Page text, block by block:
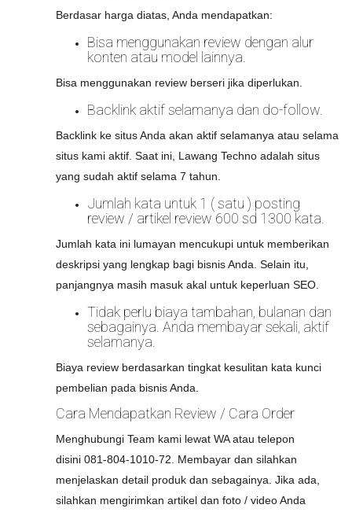
Berdasar harga diatas, Anda mendapatkan:
Bisa menggunakan review dengan alur
konten atau model lainnya.
Bisa menggunakan review berseri jika diperlukan.
Backlink aktif selamanya dan do-follow.
Backlink ke situs Anda akan aktif selamanya atau selama
situs kami aktif. Saat ini, Lawang Techno adalah situs
yang sudah aktif selama 7 tahun.
Jumlah kata untuk 1 ( satu ) posting
review / artikel review 600 sd 1300 kata.
Jumlah kata ini lumayan mencukupi untuk memberikan
deskripsi yang lengkap bagi bisnis Anda. Selain itu,
panjangnya masih masuk akal untuk keperluan SEO.
Tidak perlu biaya tambahan, bulanan dan
sebagainya. Anda membayar sekali, aktif
selamanya.
Biaya review berdasarkan tingkat kesulitan kata kunci
pembelian pada bisnis Anda.
Cara Mendapatkan Review / Cara Order
Menghubungi Team kami lewat WA atau telepon
disini 081-804-1010-72. Membayar dan silahkan
menjelaskan detail produk dan sebagainya. Jika ada,
silahkan mengirimkan artikel dan foto / video Anda